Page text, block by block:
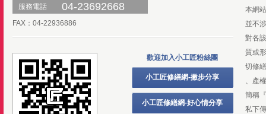
服務電話
04-23692668
FAX：04-22936886
歡迎加入小工匠粉絲團
小工匠修繕網-撇步分享
小工匠修繕網-好心情分享
本網
並不
對各
質或
切修
、產
簡稱
私下